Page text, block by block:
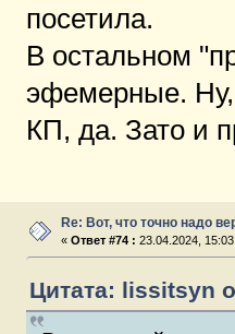
посетила.
В остальном
эфемерные. Ну,
КП, да. Зато и
Re: Вот, что точно надо
«Ответ #74 : 23.04.2024,
Цитата: lissitsyn